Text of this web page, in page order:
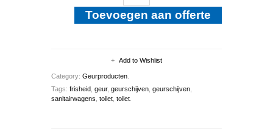
Toevoegen aan offerte
Add to Wishlist
Category: Geurproducten
Tags: frisheid geur, geurschijven geurschijven
sanitairwagens toilet toilet